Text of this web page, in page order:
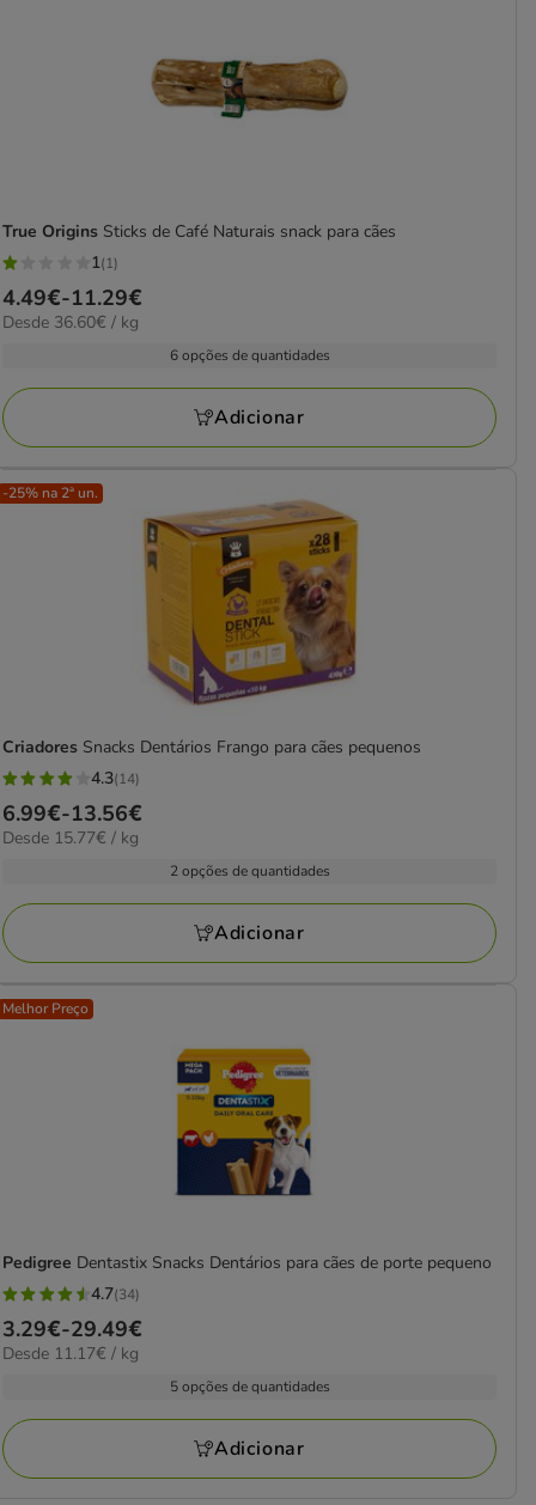
True Origins Sticks de Café Naturais snack para cães
1
estrelas
com
avaliações
1(1)
Preço
de
11.29€
4.49€-11.29€
36.60€
Desde 36.60€ / kg
6 opções de quantidades
Adicionar
-25% na 2ª un.
Criadores Snacks Dentários Frango para cães pequenos
4.3
estrelas
com
avaliações
4.3(14)
Preço
de
13.56€
6.99€-13.56€
15.77€
Desde 15.77€ / kg
2 opções de quantidades
Adicionar
Melhor Preço
Pedigree Dentastix Snacks Dentários para cães de porte pequeno
4.7
estrelas
com
avaliações
4.7(34)
Preço
de
29.49€
3.29€-29.49€
11.17€
Desde 11.17€ / kg
5 opções de quantidades
Adicionar